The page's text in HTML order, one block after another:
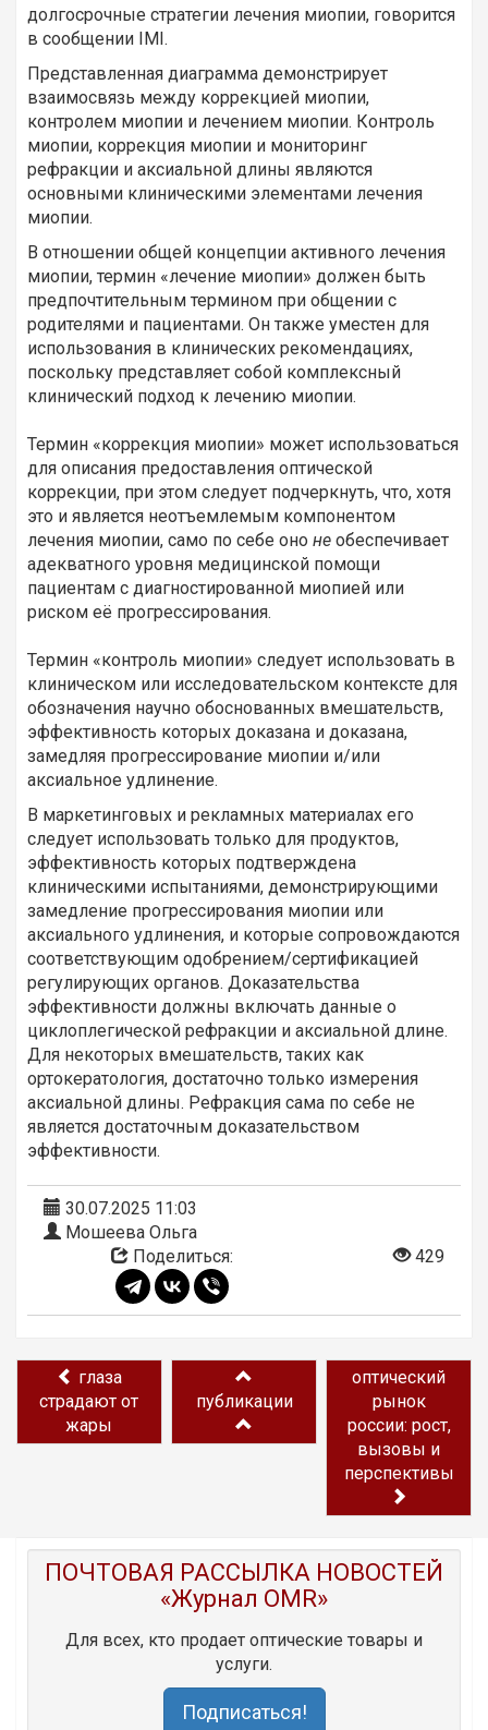
долгосрочные стратегии лечения миопии, говорится
в сообщении IMI.
Представленная диаграмма демонстрирует
взаимосвязь между коррекцией миопии,
контролем миопии и лечением миопии. Контроль
миопии, коррекция миопии и мониторинг
рефракции и аксиальной длины являются
основными клиническими элементами лечения
миопии.
В отношении общей концепции активного лечения
миопии, термин «лечение миопии» должен быть
предпочтительным термином при общении с
родителями и пациентами. Он также уместен для
использования в клинических рекомендациях,
поскольку представляет собой комплексный
клинический подход к лечению миопии.
Термин «коррекция миопии» может использоваться
для описания предоставления оптической
коррекции, при этом следует подчеркнуть, что, хотя
это и является неотъемлемым компонентом
лечения миопии, само по себе оно не обеспечивает
адекватного уровня медицинской помощи
пациентам с диагностированной миопией или
риском её прогрессирования.
Термин «контроль миопии» следует использовать в
клиническом или исследовательском контексте для
обозначения научно обоснованных вмешательств,
эффективность которых доказана и доказана,
замедляя прогрессирование миопии и/или
аксиальное удлинение.
В маркетинговых и рекламных материалах его
следует использовать только для продуктов,
эффективность которых подтверждена
клиническими испытаниями, демонстрирующими
замедление прогрессирования миопии или
аксиального удлинения, и которые сопровождаются
соответствующим одобрением/сертификацией
регулирующих органов. Доказательства
эффективности должны включать данные о
циклоплегической рефракции и аксиальной длине.
Для некоторых вмешательств, таких как
ортокератология, достаточно только измерения
аксиальной длины. Рефракция сама по себе не
является достаточным доказательством
эффективности.
30.07.2025 11:03
Мошеева Ольга
Поделиться:
429
глаза
страдают от
жары
публикации
оптический
рынок
россии: рост,
вызовы и
перспективы
ПОЧТОВАЯ РАССЫЛКА НОВОСТЕЙ
«Журнал OMR»
Для всех, кто продает оптические товары и
услуги.
Подписаться!